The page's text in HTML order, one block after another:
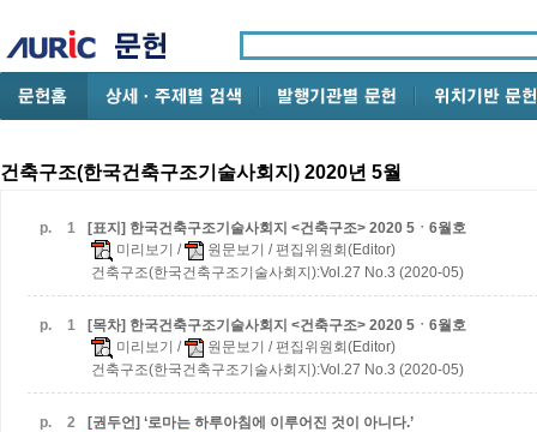
건축구조(한국건축구조기술사회지) 2020년 5월
p. 1
[표지] 한국건축구조기술사회지 <건축구조> 2020 5ㆍ6월호
미리보기 / 원문보기 / 편집위원회(Editor)
건축구조(한국건축구조기술사회지):Vol.27 No.3 (2020-05)
p. 1
[목차] 한국건축구조기술사회지 <건축구조> 2020 5ㆍ6월호
미리보기 / 원문보기 / 편집위원회(Editor)
건축구조(한국건축구조기술사회지):Vol.27 No.3 (2020-05)
p. 2
[권두언] ‘로마는 하루아침에 이루어진 것이 아니다.’